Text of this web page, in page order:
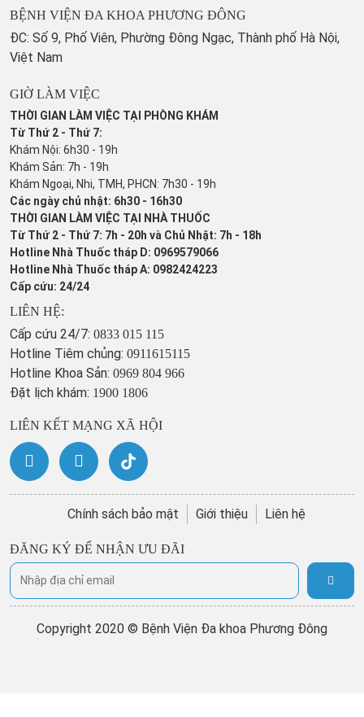
BỆNH VIỆN ĐA KHOA PHƯƠNG ĐÔNG
ĐC: Số 9, Phố Viên, Phường Đông Ngạc, Thành phố Hà Nội,
Việt Nam
GIỜ LÀM VIỆC
THỜI GIAN LÀM VIỆC TẠI PHÒNG KHÁM
Từ Thứ 2 - Thứ 7:
Khám Nội: 6h30 - 19h
Khám Sản: 7h - 19h
Khám Ngoại, Nhi, TMH, PHCN: 7h30 - 19h
Các ngày chủ nhật: 6h30 - 16h30
THỜI GIAN LÀM VIỆC TẠI NHÀ THUỐC
Từ Thứ 2 - Thứ 7: 7h - 20h và Chủ Nhật: 7h - 18h
Hotline Nhà Thuốc tháp D: 0969579066
Hotline Nhà Thuốc tháp A: 0982424223
Cấp cứu: 24/24
LIÊN HỆ:
Cấp cứu 24/7: 0833 015 115
Hotline Tiêm chủng: 0911615115
Hotline Khoa Sản: 0969 804 966
Đặt lịch khám: 1900 1806
LIÊN KẾT MẠNG XÃ HỘI
Chính sách bảo mật Giới thiệu Liên hệ
ĐĂNG KÝ ĐỂ NHẬN ƯU ĐÃI
Copyright 2020 © Bệnh Viện Đa khoa Phương Đông